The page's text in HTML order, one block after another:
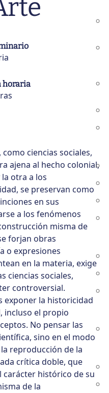
horaria
ciencias sociales,
ajena al hecho colonial,
otra a los
se preservan como
en sus
a los fenómenos
misma de
forjan obras
o expresiones
en la materia, exige
ciencias sociales,
controversial.
exponer la historicidad
incluso el propio
No pensar las
sino en el modo
reproducción de la
crítica doble, que
carácter histórico de su
de la